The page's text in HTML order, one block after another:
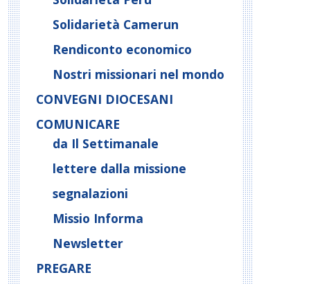
Solidarietà Camerun
Rendiconto economico
Nostri missionari nel mondo
CONVEGNI DIOCESANI
COMUNICARE
da Il Settimanale
lettere dalla missione
segnalazioni
Missio Informa
Newsletter
PREGARE